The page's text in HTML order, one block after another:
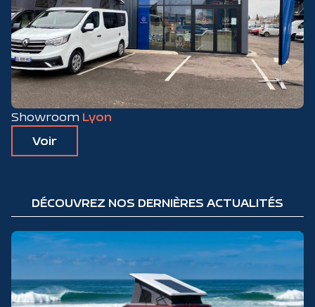
Showroom Lyon
Voir
DÉCOUVREZ NOS DERNIÈRES ACTUALITÉS